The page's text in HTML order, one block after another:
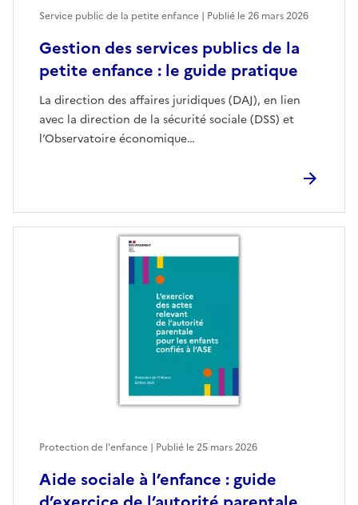
Gestion des services publics de la
petite enfance : le guide pratique
La direction des affaires juridiques (DAJ), en lien
avec la direction de la sécurité sociale (DSS) et
l’Observatoire économique…
Service public de la petite enfance | Publié le26 mars 2026
Aide sociale à l’enfance : guide
Protection de l'enfance | Publié le25 mars 2026